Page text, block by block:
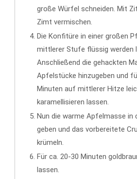
große Würfel schneiden. Mit
Zimt vermischen.
Die Konfitüre in einer großen
mittlerer Stufe flüssig werden
Anschließend die gehackten
Apfelstücke hinzugeben und
Minuten auf mittlerer Hitze
karamellisieren lassen.
Nun die warme Apfelmasse
geben und das vorbereitete
krümeln.
Für ca. 20-30 Minuten
lassen.